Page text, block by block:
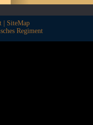
SiteMap
Regiment